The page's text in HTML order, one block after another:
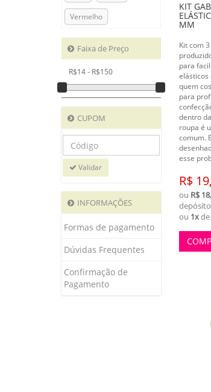
Vermelho
Faixa de Preço
R$14 - R$150
CUPOM
Validar
INFORMAÇÕES
Formas de pagamento
Dúvidas Frequentes
Confirmação de
Pagamento
KIT
MM
Kit com
para
elásticos
quem
para
dentro
roupa é
comum.
esse
R$
ou R$
depósito
ou 1xde